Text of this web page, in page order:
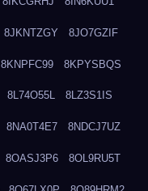
8JKNTZGY 8JO7GZIF
8KNPFC99 8KPYSBQS
8L74O55L 8LZ3S1IS
8NA0T4E7 8NDCJ7UZ
8OASJ3P6 8OL9RU5T